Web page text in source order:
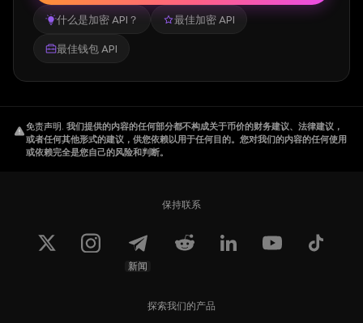
什么是加密 API？ 最佳加密 API
最佳钱包 API
免责声明. 我们提供的内容的任何部分都不构成关于币价的财务建议、法律建议，
或者任何其他形式的建议，供您依赖以用于任何目的。您对我们的内容的任何使用
或依赖完全是您自己的风险和判断。
保持联系
新闻
探索我们的产品